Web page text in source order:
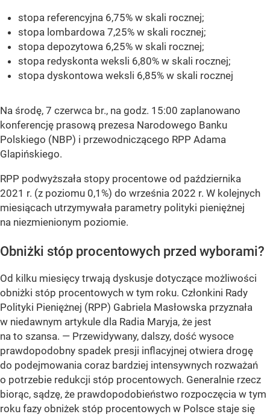
stopa referencyjna 6,75% w skali rocznej;
stopa lombardowa 7,25% w skali rocznej;
stopa depozytowa 6,25% w skali rocznej;
stopa redyskonta weksli 6,80% w skali rocznej;
stopa dyskontowa weksli 6,85% w skali rocznej
Na środę, 7 czerwca br., na godz. 15:00 zaplanowano
konferencję prasową prezesa Narodowego Banku
Polskiego (NBP) i przewodniczącego RPP Adama
Glapińskiego.
RPP podwyższała stopy procentowe od października
2021 r. (z poziomu 0,1%) do września 2022 r. W kolejnych
miesiącach utrzymywała parametry polityki pieniężnej
na niezmienionym poziomie.
Obniżki stóp procentowych przed wyborami?
Od kilku miesięcy trwają dyskusje dotyczące możliwości
obniżki stóp procentowych w tym roku. Członkini Rady
Polityki Pieniężnej (RPP) Gabriela Masłowska przyznała
w niedawnym artykule dla Radia Maryja, że jest
na to szansa. — Przewidywany, dalszy, dość wysoce
prawdopodobny spadek presji inflacyjnej otwiera drogę
do podejmowania coraz bardziej intensywnych rozważań
o potrzebie redukcji stóp procentowych. Generalnie rzecz
biorąc, sądzę, że prawdopodobieństwo rozpoczęcia w tym
roku fazy obniżek stóp procentowych w Polsce staje się